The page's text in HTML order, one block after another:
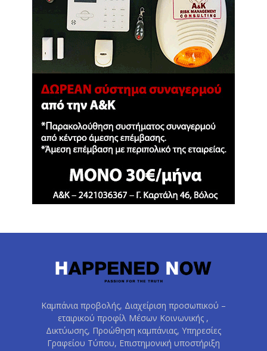
Καμπάνια προβολής, Διαχείριση προσωπικού –
εταιρικού προφίλ Μέσων Κοινωνικής ,
Δικτύωσης, Προώθηση καμπάνιας, Υπηρεσίες
Γραφείου Τύπου, Επιστημονική υποστήριξη